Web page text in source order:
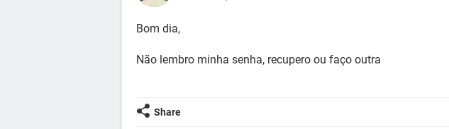
Bom dia,
Não lembro minha senha, recupero ou faço outra
Share